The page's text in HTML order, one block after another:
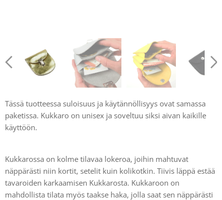
Tässä tuotteessa suloisuus ja käytännöllisyys ovat samassa
paketissa. Kukkaro on unisex ja soveltuu siksi aivan kaikille
käyttöön.
Kukkarossa on kolme tilavaa lokeroa, joihin mahtuvat
näppärästi niin kortit, setelit kuin kolikotkin. Tiivis läppä estää
tavaroiden karkaamisen Kukkarosta. Kukkaroon on
mahdollista tilata myös taakse haka, jolla saat sen näppärästi